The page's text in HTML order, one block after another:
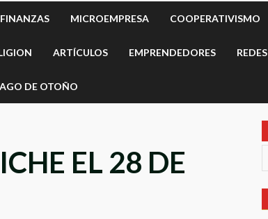
MICROEMPRESA COOPERATIVISMO
ARTÍCULOS EMPRENDEDORES REDES
DE OTOÑO
EL 28 DE